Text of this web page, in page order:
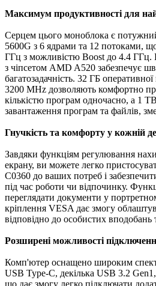
Максимум продуктивності для
Серцем цього моноблока є
5600G з 6 ядрами та 12 потоками,
ГГц з можливістю Boost до 4.4 ГГц.
з чіпсетом AMD A520 забезпечує
багатозадачність. 32 ГБ
3200 MHz дозволяють комфортно
кількістю програм одночасно, а 1
завантаження програм та файлів,
Гнучкість та комфорту у кожній
Завдяки функціям регулювання
екрану, ви можете легко
C0360 до ваших потреб і
під час роботи чи відпочинку.
переглядати документи у
кріплення VESA дає змогу
відповідно до особистих вподобань
Розширені можливості
Комп'ютер оснащено широким
USB Type-C, декілька USB 3.2
що дає змогу легко підключати